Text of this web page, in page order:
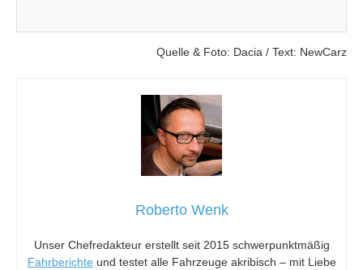
Quelle & Foto: Dacia / Text: NewCarz
Roberto Wenk
Unser Chefredakteur erstellt seit 2015 schwerpunktmäßig
Fahrberichte und testet alle Fahrzeuge akribisch – mit Liebe